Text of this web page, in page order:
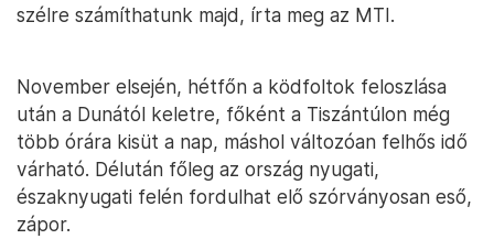
szélre számíthatunk majd, írta meg az MTI.
November elsején, hétfőn a ködfoltok feloszlása
után a Dunától keletre, főként a Tiszántúlon még
több órára kisüt a nap, máshol változóan felhős idő
várható. Délután főleg az ország nyugati,
északnyugati felén fordulhat elő szórványosan eső,
zápor.